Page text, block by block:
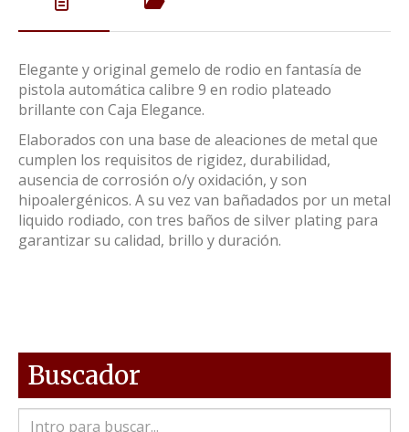
Elegante y original gemelo de rodio en fantasía de
pistola automática calibre 9 en rodio plateado
brillante con Caja Elegance.
Elaborados con una base de aleaciones de metal que
cumplen los requisitos de rigidez, durabilidad,
ausencia de corrosión o/y oxidación, y son
hipoalergénicos. A su vez van bañadados por un metal
liquido rodiado, con tres baños de silver plating para
garantizar su calidad, brillo y duración.
Buscador